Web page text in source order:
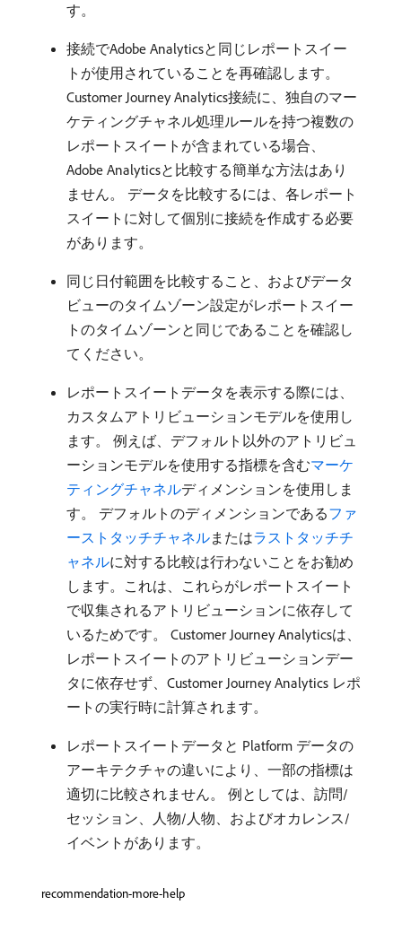
す。
接続でAdobe Analyticsと同じレポートスイー
トが使用されていることを再確認します。
Customer Journey Analytics接続に、独自のマー
ケティングチャネル処理ルールを持つ複数の
レポートスイートが含まれている場合、
Adobe Analyticsと比較する簡単な方法はあり
ません。 データを比較するには、各レポート
スイートに対して個別に接続を作成する必要
があります。
同じ日付範囲を比較すること、およびデータ
ビューのタイムゾーン設定がレポートスイー
トのタイムゾーンと同じであることを確認し
てください。
レポートスイートデータを表示する際には、
カスタムアトリビューションモデルを使用し
ます。 例えば、デフォルト以外のアトリビュ
ーションモデルを使用する指標を含むマーケ
ティングチャネルディメンションを使用しま
す。 デフォルトのディメンションであるファ
ーストタッチチャネルまたはラストタッチチ
ャネルに対する比較は行わないことをお勧め
します。これは、これらがレポートスイート
で収集されるアトリビューションに依存して
いるためです。 Customer Journey Analyticsは、
レポートスイートのアトリビューションデー
タに依存せず、Customer Journey Analytics レポ
ートの実行時に計算されます。
レポートスイートデータと Platform データの
アーキテクチャの違いにより、一部の指標は
適切に比較されません。 例としては、訪問/
セッション、人物/人物、およびオカレンス/
イベントがあります。
recommendation-more-help